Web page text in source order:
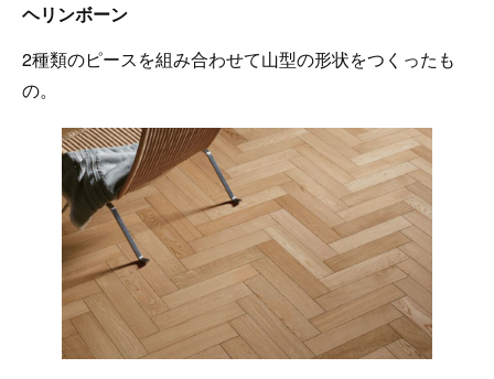
ヘリンボーン
2種類のピースを組み合わせて山型の形状をつくったも
の。